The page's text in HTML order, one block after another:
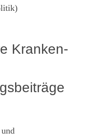
Kranken-